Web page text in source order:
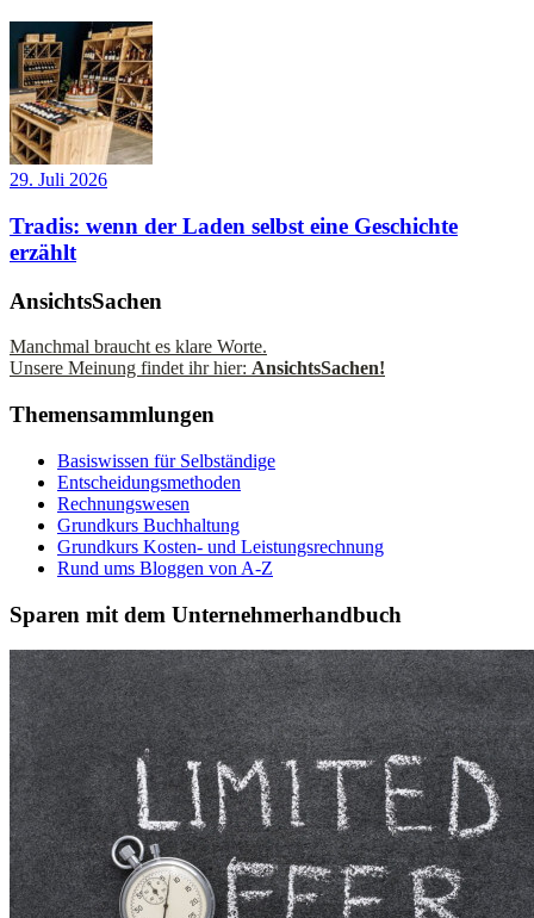
29. Juli 2026
Tradis: wenn der Laden selbst eine Geschichte
erzählt
AnsichtsSachen
Manchmal braucht es klare Worte.
Unsere Meinung findet ihr hier: AnsichtsSachen!
Themensammlungen
Basiswissen für Selbständige
Entscheidungsmethoden
Rechnungswesen
Grundkurs Buchhaltung
Grundkurs Kosten- und Leistungsrechnung
Rund ums Bloggen von A-Z
Sparen mit dem Unternehmerhandbuch